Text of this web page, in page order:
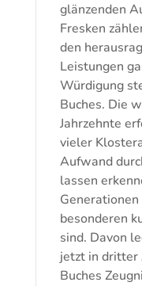
glänzenden
Fresken
den
Leistungen
Würdigung
Buches. Die
Jahrzehnte
vieler
Aufwand
lassen
besonderen
sind. Davon
jetzt in dritter
Buches